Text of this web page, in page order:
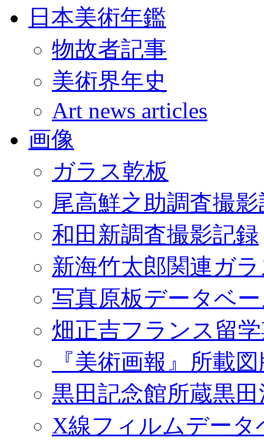
日本美術年鑑
物故者記事
美術界年史
Art news articles
画像
ガラス乾板
尾高鮮之助調査撮
和田新調査撮影記録
新海竹太郎関連ガ
写真原板データベ
畑正吉フランス留
『美術画報』所載
黒田記念館所蔵黒
X線フィルムデータ